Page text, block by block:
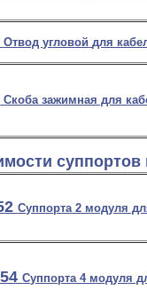
Отвод угловой для
Скоба зажимная для
суппортов
Суппорта 2 модуля
Суппорта 4 модуля